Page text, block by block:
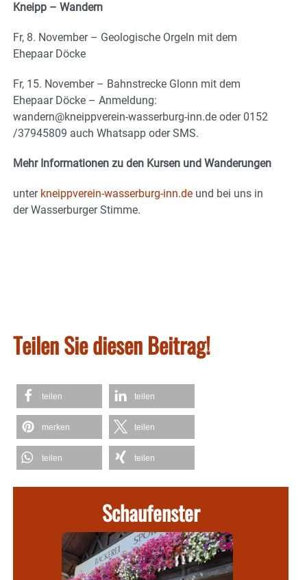
Kneipp – Wandern
Fr, 8. November – Geologische Orgeln mit dem
Ehepaar Döcke
Fr, 15. November – Bahnstrecke Glonn mit dem
Ehepaar Döcke – Anmeldung:
wandern@kneippverein-wasserburg-inn.de oder 0152
/37945809 auch Whatsapp oder SMS.
Mehr Informationen zu den Kursen und Wanderungen
unter kneippverein-wasserburg-inn.de und bei uns in
der Wasserburger Stimme.
Teilen Sie diesen Beitrag!
teilen teilen
merken teilen
teilen teilen
Schaufenster